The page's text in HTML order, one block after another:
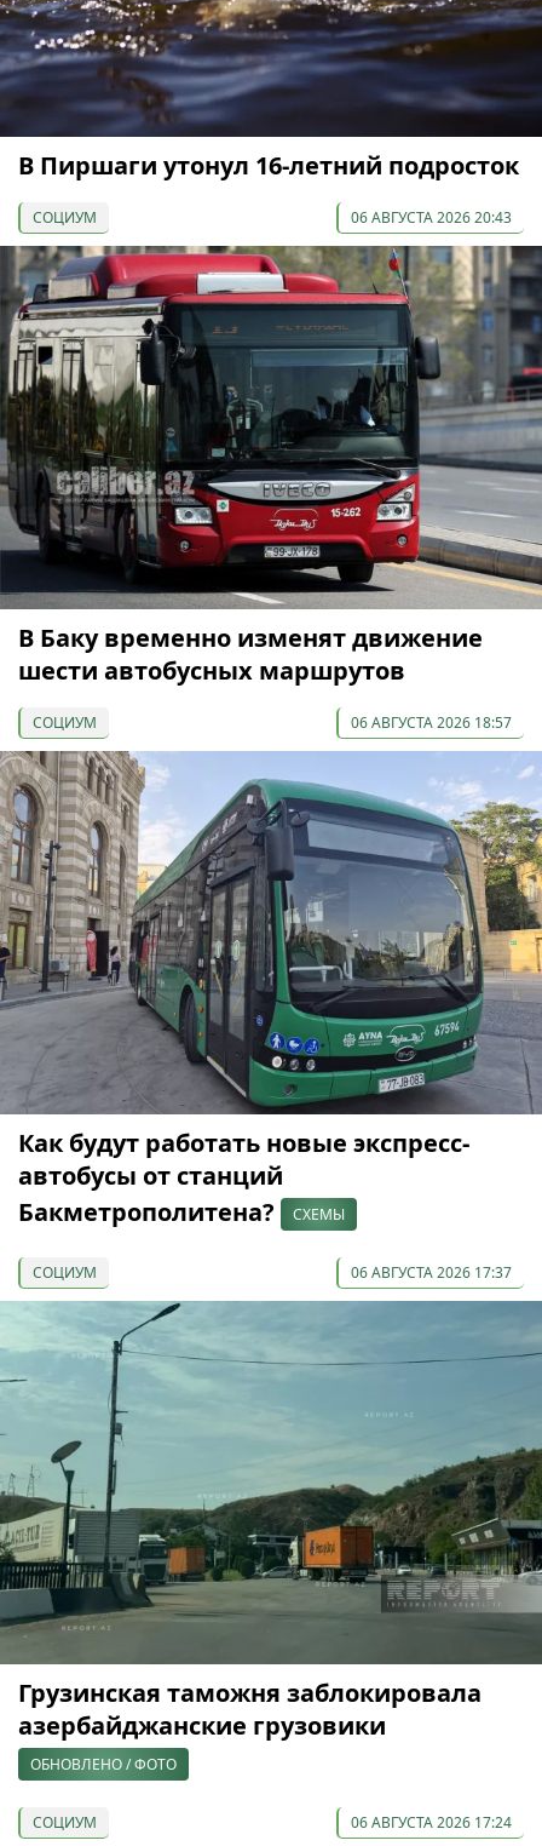
В Пиршаги утонул 16-летний подросток
СОЦИУМ 06 АВГУСТА 2026 20:43
В Баку временно изменят движение
шести автобусных маршрутов
СОЦИУМ 06 АВГУСТА 2026 18:57
Как будут работать новые экспресс-
автобусы от станций
Бакметрополитена?
СХЕМЫ
СОЦИУМ 06 АВГУСТА 2026 17:37
Грузинская таможня заблокировала
азербайджанские грузовики
ОБНОВЛЕНО / ФОТО
СОЦИУМ 06 АВГУСТА 2026 17:24